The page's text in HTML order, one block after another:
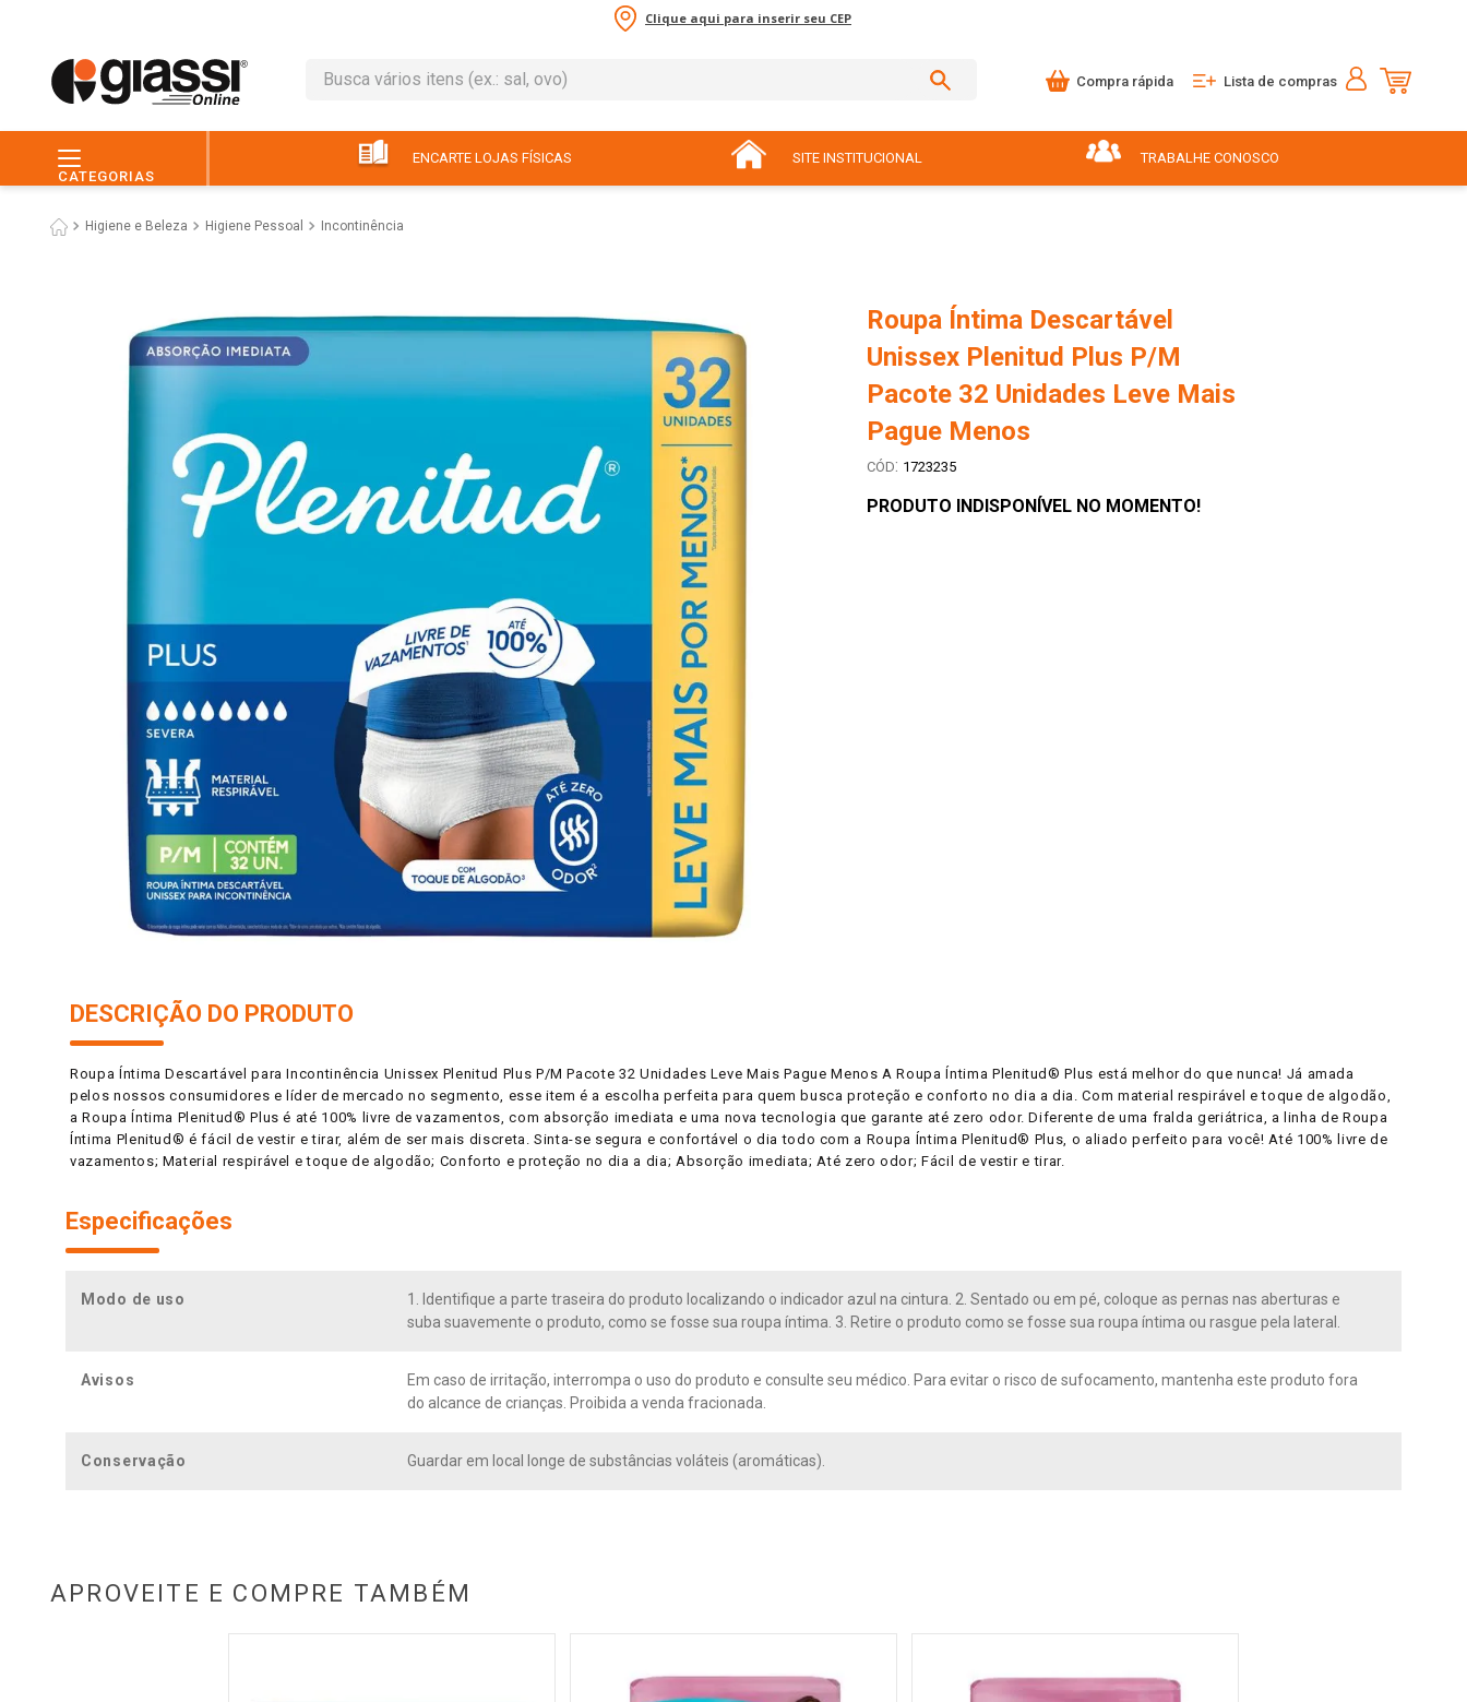
Clique aqui para inserir seu CEP
Busca vários itens (ex.: sal, ovo)
Compra rápida Lista de compras
CATEGORIAS
ENCARTE LOJAS FÍSICAS SITE INSTITUCIONAL TRABALHE CONOSCO
Higiene e Beleza Higiene Pessoal Incontinência
Roupa Íntima Descartável
Unissex Plenitud Plus P/M
Pacote 32 Unidades Leve Mais
Pague Menos
: 1723235
PRODUTO INDISPONÍVEL NO MOMENTO!
DESCRIÇÃO DO PRODUTO
Roupa Íntima Descartável para Incontinência Unissex Plenitud Plus P/M Pacote 32 Unidades Leve Mais Pague Menos A Roupa Íntima Plenitud® Plus está melhor do que nunca! Já amada
pelos nossos consumidores e líder de mercado no segmento, esse item é a escolha perfeita para quem busca proteção e conforto no dia a dia. Com material respirável e toque de algodão,
a Roupa Íntima Plenitud® Plus é até 100% livre de vazamentos, com absorção imediata e uma nova tecnologia que garante até zero odor. Diferente de uma fralda geriátrica, a linha de Roupa
Íntima Plenitud® é fácil de vestir e tirar, além de ser mais discreta. Sinta-se segura e confortável o dia todo com a Roupa Íntima Plenitud® Plus, o aliado perfeito para você! Até 100% livre de
vazamentos; Material respirável e toque de algodão; Conforto e proteção no dia a dia; Absorção imediata; Até zero odor; Fácil de vestir e tirar.
Especificações
Modo de uso
1. Identifique a parte traseira do produto localizando o indicador azul na cintura. 2. Sentado ou em pé, coloque as pernas nas aberturas e
suba suavemente o produto, como se fosse sua roupa íntima. 3. Retire o produto como se fosse sua roupa íntima ou rasgue pela lateral.
Avisos
Em caso de irritação, interrompa o uso do produto e consulte seu médico. Para evitar o risco de sufocamento, mantenha este produto fora
do alcance de crianças. Proibida a venda fracionada.
Conservação Guardar em local longe de substâncias voláteis (aromáticas).
APROVEITE E COMPRE TAMBÉM
leite
3º queijo
7 macarrão
10 º arroz